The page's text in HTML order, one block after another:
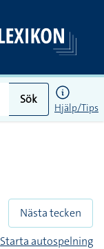
Sök
Hjälp/Tips
Nästa tecken
Starta autospelning